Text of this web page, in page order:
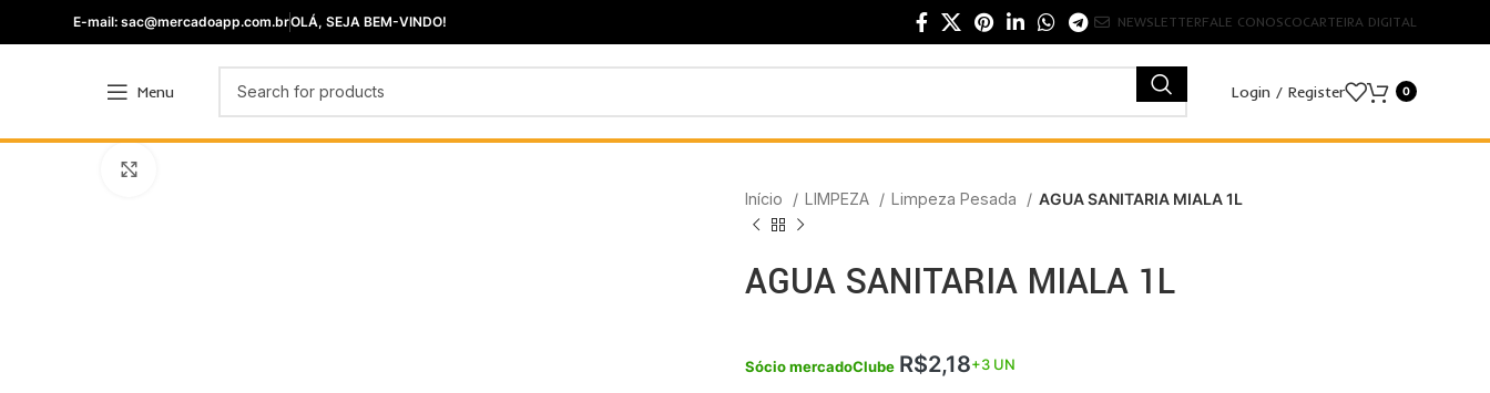
E-mail: sac@mercadoapp.com.brOLÁ, SEJA BEM-VINDO! NEWSLETTERFALE CONOSCOCARTEIRA DIGITAL
Menu Login / Register 0
Início LIMPEZA Limpeza Pesada AGUA SANITARIA MIALA 1L
AGUA SANITARIA MIALA 1L
Sócio mercadoClube R$2,18+3 UN